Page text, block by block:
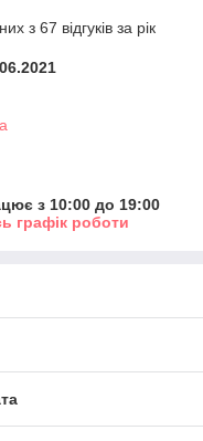
з 67 відгуків за рік
з 10:00 до 19:00
графік роботи